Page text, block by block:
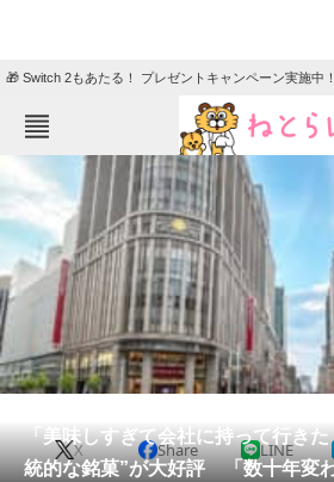
🎁 Switch 2もあたる！ プレゼントキャンペーン実施中！
ねとらぼメニュー
TOP
エンタメ
グルメ 地域
住まい 教育・育
動物 リサーチ
会員記事
「美味しすぎて会社に持って行き
統的な銘菓”が大好評 「数十年変
X Share LINE